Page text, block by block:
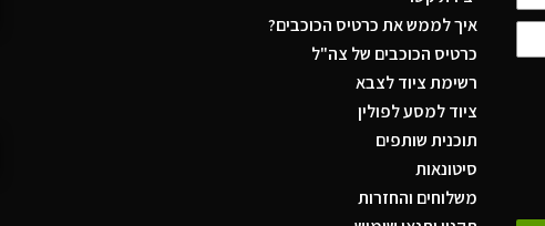
איך לממש את כרטיס הכוכבים?
כרטיס הכוכבים של צה"ל
רשימת ציוד לצבא
ציוד למסע לפולין
תוכנית שותפים
סיטונאות
משלוחים והחזרות